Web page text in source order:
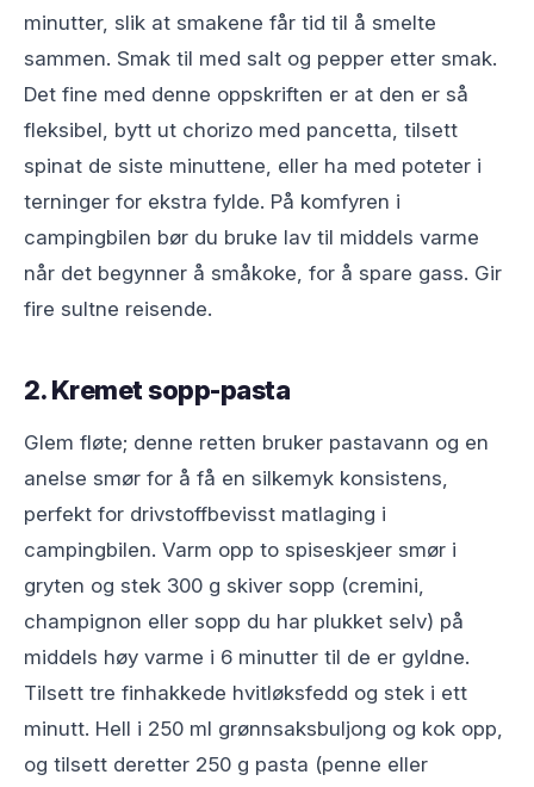
minutter, slik at smakene får tid til å smelte
sammen. Smak til med salt og pepper etter smak.
Det fine med denne oppskriften er at den er så
fleksibel, bytt ut chorizo med pancetta, tilsett
spinat de siste minuttene, eller ha med poteter i
terninger for ekstra fylde. På komfyren i
campingbilen bør du bruke lav til middels varme
når det begynner å småkoke, for å spare gass. Gir
fire sultne reisende.
2. Kremet sopp-pasta
Glem fløte; denne retten bruker pastavann og en
anelse smør for å få en silkemyk konsistens,
perfekt for drivstoffbevisst matlaging i
campingbilen. Varm opp to spiseskjeer smør i
gryten og stek 300 g skiver sopp (cremini,
champignon eller sopp du har plukket selv) på
middels høy varme i 6 minutter til de er gyldne.
Tilsett tre finhakkede hvitløksfedd og stek i ett
minutt. Hell i 250 ml grønnsaksbuljong og kok opp,
og tilsett deretter 250 g pasta (penne eller